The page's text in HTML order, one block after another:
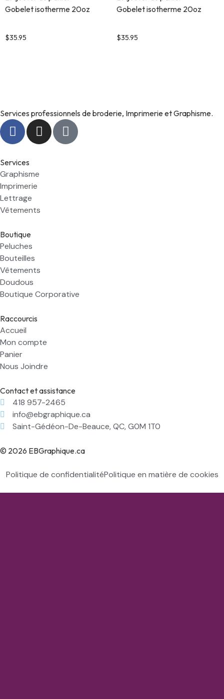
Gobelet isotherme 20oz
$35.95
Gobelet isotherme 20oz
$35.95
Services professionnels de broderie, Imprimerie et Graphisme.
Services
Graphisme
Imprimerie
Lettrage
Vêtements
Boutique
Peluches
Bouteilles
Vêtements
Doudous
Boutique Corporative
Raccourcis
Accueil
Mon compte
Panier
Nous Joindre
Contact et assistance
418 957-2465
info@ebgraphique.ca
Saint-Gédéon-De-Beauce, QC, G0M 1T0
© 2026 EBGraphique.ca
Politique de confidentialitéPolitique en matière de cookies